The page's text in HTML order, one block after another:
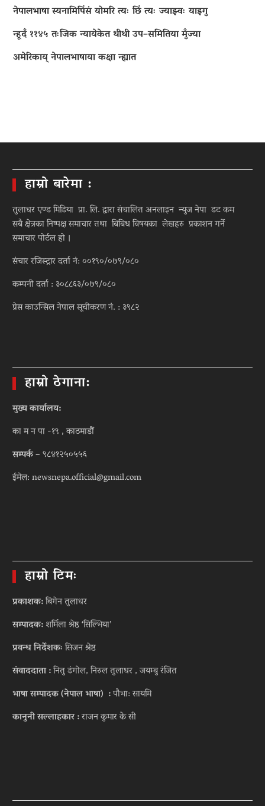
नेपालभाषा स्यनामिपिंसं योमरि त्यः छिं त्यः ज्याझ्वः याइगु
न्हूदँ ११४५ तःजिक न्यायेकेत थीथी उप–समितिया मुँज्या
अमेरिकाय् नेपालभाषाया कक्षा न्ह्यात
हाम्रो बारेमा :
तुलाधर एण्ड मिडिया प्रा. लि. द्वारा संचालित अनलाइन न्युज नेपा डट कम
सबै क्षेत्रका निष्पक्ष समाचार तथा बिबिध विषयका लेखहरु प्रकाशन गर्ने
समाचार पोर्टल हो ।
संचार रजिस्ट्रार दर्ता नं: ००१९०/०७९/०८०
कम्पनी दर्ता : ३०८८६३/०७९/०८०
प्रेस काउन्सिल नेपाल सूचीकरण नं. : ३९८२
हाम्रो ठेगाना:
मुख्य कार्यालय:
का म न पा -१९ , काठमाडौं
सम्पर्क –९८४१२५०५५६
ईमेल: newsnepa.official@gmail.com
हाम्रो टिमः
प्रकाशक:बिगेन तुलाधर
सम्पादक:शर्मिला श्रेष्ठ ‘सिल्भिया’
प्रवन्ध निर्देशकःसिजन श्रेष्ठ
संवाददाता :नितु डंगोल, निरुल तुलाधर , जयम्बु रंजित
भाषा सम्पादक (नेपाल भाषा) :पौभा: सायमि
कानुनी सल्लाहकार :राजन कुमार के सी